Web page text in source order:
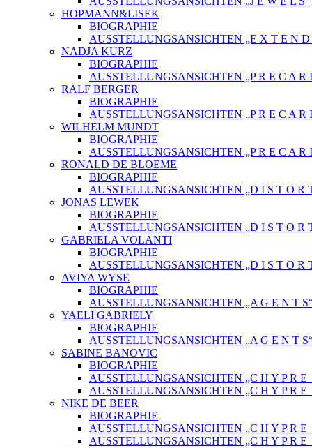
HOPMANN&LISEK
BIOGRAPHIE
AUSSTELLUNGSANSICHTEN „E X T E N D
NADJA KURZ
BIOGRAPHIE
AUSSTELLUNGSANSICHTEN „P R E C A R
RALF BERGER
BIOGRAPHIE
AUSSTELLUNGSANSICHTEN „P R E C A R
WILHELM MUNDT
BIOGRAPHIE
AUSSTELLUNGSANSICHTEN „P R E C A R
RONALD DE BLOEME
BIOGRAPHIE
AUSSTELLUNGSANSICHTEN „D I S T O R
JONAS LEWEK
BIOGRAPHIE
AUSSTELLUNGSANSICHTEN „D I S T O R
GABRIELA VOLANTI
BIOGRAPHIE
AUSSTELLUNGSANSICHTEN „D I S T O R
AVIYA WYSE
BIOGRAPHIE
AUSSTELLUNGSANSICHTEN „A G E N T
YAELI GABRIELY
BIOGRAPHIE
AUSSTELLUNGSANSICHTEN „A G E N T
SABINE BANOVIC
BIOGRAPHIE
AUSSTELLUNGSANSICHTEN „C H Y P R
AUSSTELLUNGSANSICHTEN „C H Y P R
NIKE DE BEER
BIOGRAPHIE
AUSSTELLUNGSANSICHTEN „C H Y P R
AUSSTELLUNGSANSICHTEN „C H Y P R